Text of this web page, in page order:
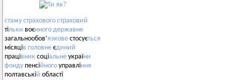
стажу страхового страховий
тільки воєнного державне
загальнообов’язкове стосується
місяців головне єдиний
працівник соціальне україни
фонду пенсійного управління
полтавській області